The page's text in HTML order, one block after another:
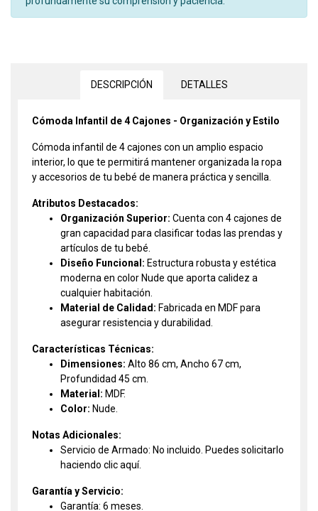
DESCRIPCIÓN DETALLES
Cómoda Infantil de 4 Cajones - Organización y Estilo
Cómoda infantil de 4 cajones con un amplio espacio
interior, lo que te permitirá mantener organizada la ropa
y accesorios de tu bebé de manera práctica y sencilla.
Atributos Destacados:
Organización Superior: Cuenta con 4 cajones de
gran capacidad para clasificar todas las prendas y
artículos de tu bebé.
Diseño Funcional: Estructura robusta y estética
moderna en color Nude que aporta calidez a
cualquier habitación.
Material de Calidad: Fabricada en MDF para
asegurar resistencia y durabilidad.
Características Técnicas:
Dimensiones: Alto 86 cm, Ancho 67 cm,
Profundidad 45 cm.
Material: MDF.
Color: Nude.
Notas Adicionales:
Servicio de Armado: No incluido. Puedes solicitarlo
haciendo clicaquí.
Garantía y Servicio:
Garantía: 6 meses.